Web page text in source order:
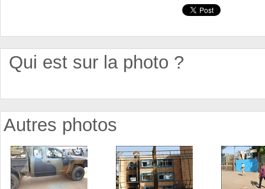
Qui est sur la photo ?
Autres photos